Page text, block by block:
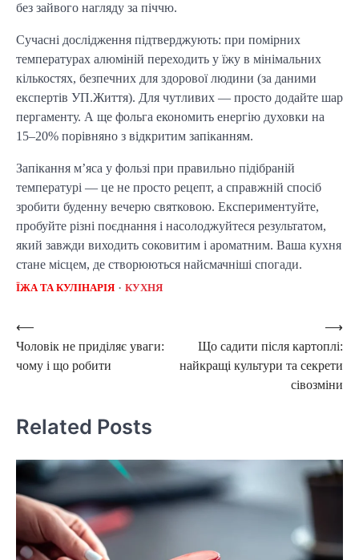
без зайвого нагляду за піччю.
Сучасні дослідження підтверджують: при помірних
температурах алюміній переходить у їжу в мінімальних
кількостях, безпечних для здорової людини (за даними
експертів УП.Життя). Для чутливих — просто додайте шар
пергаменту. А ще фольга економить енергію духовки на
15–20% порівняно з відкритим запіканням.
Запікання м’яса у фользі при правильно підібраній
температурі — це не просто рецепт, а справжній спосіб
зробити буденну вечерю святковою. Експериментуйте,
пробуйте різні поєднання і насолоджуйтеся результатом,
який завжди виходить соковитим і ароматним. Ваша кухня
стане місцем, де створюються найсмачніші спогади.
ЇЖА ТА КУЛІНАРІЯ КУХНЯ
Post
navigation
⟵
Чоловік не приділяє уваги:
чому і що робити
Що садити після картоплі:
найкращі культури та секрети
сівозміни
⟶
Related Posts